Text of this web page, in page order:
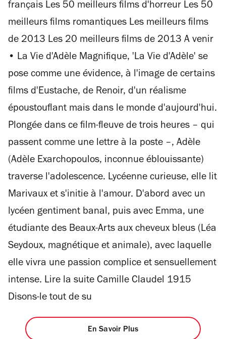
français Les 50 meilleurs films d'horreur Les 50
meilleurs films romantiques Les meilleurs films
de 2013 Les 20 meilleurs films de 2013 A venir
• La Vie d'Adèle Magnifique, 'La Vie d'Adèle' se
pose comme une évidence, à l'image de certains
films d'Eustache, de Renoir, d'un réalisme
époustouflant mais dans le monde d'aujourd'hui.
Plongée dans ce film-fleuve de trois heures – qui
passent comme une lettre à la poste –, Adèle
(Adèle Exarchopoulos, inconnue éblouissante)
traverse l'adolescence. Lycéenne curieuse, elle lit
Marivaux et s'initie à l'amour. D'abord avec un
lycéen gentiment banal, puis avec Emma, une
étudiante des Beaux-Arts aux cheveux bleus (Léa
Seydoux, magnétique et animale), avec laquelle
elle vivra une passion complice et sensuellement
intense. Lire la suite Camille Claudel 1915
Disons-le tout de su
En Savoir Plus